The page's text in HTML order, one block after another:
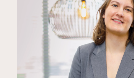
Onderzoeker
0575 843738